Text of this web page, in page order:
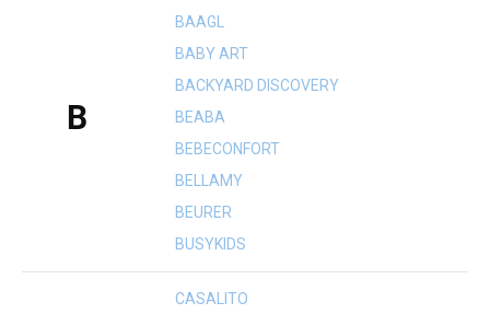
B
BAAGL
BABY ART
BACKYARD DISCOVERY
BEABA
BEBECONFORT
BELLAMY
BEURER
BUSYKIDS
CASALITO